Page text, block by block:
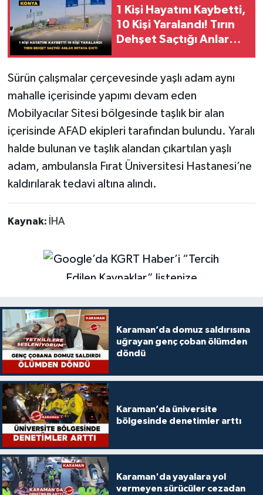
1 Kişi Hayatını Kaybetti,
10 Kişi Yaralandı! Tırın
Dehşet Saçtığı Anlar
Sürün çalışmalar çerçevesinde yaşlı adam aynı
mahalle içerisinde yapımı devam eden
Mobilyacılar Sitesi bölgesinde taşlık bir alan
içerisinde AFAD ekipleri tarafından bulundu. Yaralı
halde bulunan ve taşlık alandan çıkartılan yaşlı
adam, ambulansla Fırat Üniversitesi Hastanesi’ne
kaldırılarak tedavi altına alındı.
Kaynak: İHA
Karaman’da domuz saldırısına
uğrayan genç çoban ölümden
döndü
Karaman’da üniversite
bölgesinde denetimler arttı
Karaman'da yayalara yol
vermeyen sürücüler cezadan